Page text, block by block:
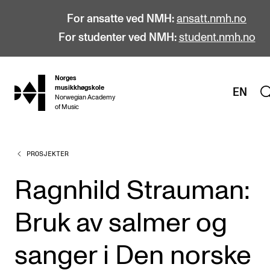
For ansatte ved NMH: ansatt.nmh.no
For studenter ved NMH: student.nmh.no
hjem
Norges
musikkhøgskole
Norwegian Academy
of Music
EN
STUDIER
Alle studier
Bachelor
Master
Årsstudium og videreutdanning
PROSJEKTER
Ragnhild Strauman:
Bruk av salmer og
sanger i Den norske